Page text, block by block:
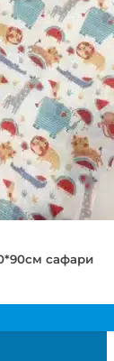
сафари